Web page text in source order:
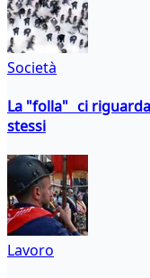
Società
La "folla" ci
stessi
Lavoro